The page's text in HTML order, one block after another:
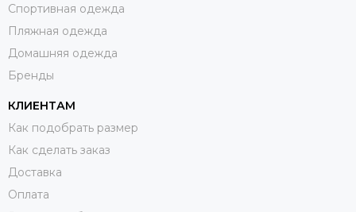
Спортивная одежда
Пляжная одежда
Домашняя одежда
Бренды
КЛИЕНТАМ
Как подобрать размер
Как сделать заказ
Доставка
Оплата